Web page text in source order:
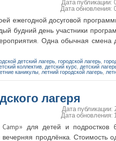
Дата публикации:
Дата обновления:
ежегодной досуговой
будний день участники
Одна обычная смена
детский лагерь городской лагерь
коллектив детский курс детский
каникулы летний городской лагерь
лагеря
Дата публикации:
Дата обновления:
для детей и подростков
продлёнка. Стоимость